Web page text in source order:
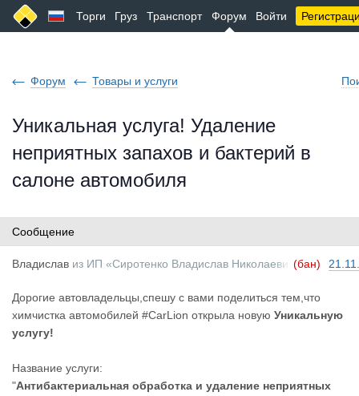
Торги Груз Транспорт Форум Войти
Форум Товары и услуги
Уникальная услуга! Удаление
неприятных запахов и бактерий в
салоне автомобиля
Сообщение
Владислав из ИП «Сиротенко Владислав Николаеви (бан)
Дорогие автовладельцы,спешу с вами поделиться тем,что
химчистка автомобилей #CarLion открыла новую Уникальную
услугу!
Название услуги:
"Антибактериальная обработка и удаление неприятных